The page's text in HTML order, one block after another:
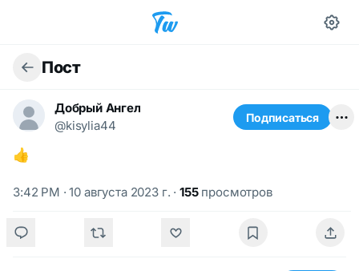
Пост
Добрый Ангел
@kisylia44
Подписаться
👍
3:42 PM · 10 августа 2023 г. ·155просмотров